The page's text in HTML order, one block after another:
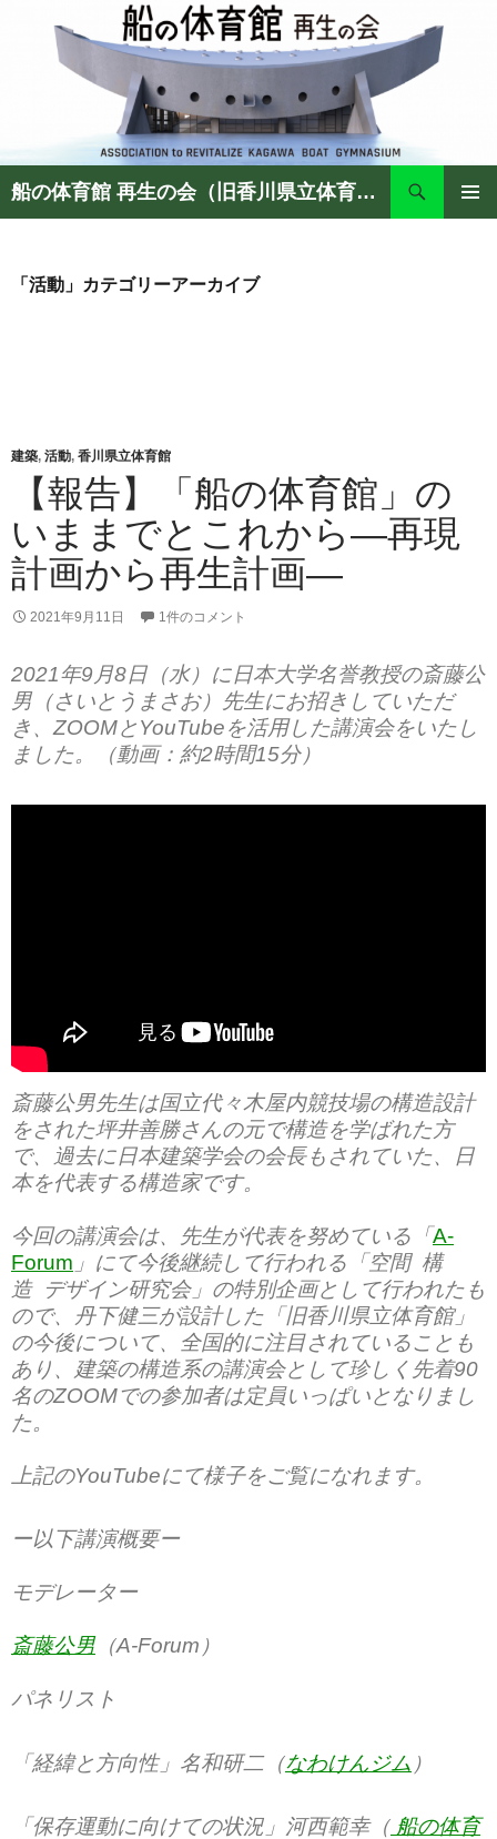
船の体育館 再生の会（旧香川県立体育館 保存の会）
検
索
ン「活動」カテゴリーアーカイブ
建築, 活動, 香川県立体育館
【報告】「船の体育館」の
いままでとこれから―再現
計画から再生計画―
2021年9月11日 1件のコメント
2021年9月8日（水）に日本大学名誉教授の斎藤公
男（さいとうまさお）先生にお招きしていただ
き、ZOOMとYouTubeを活用した講演会をいたし
ました。（動画：約2時間15分）
斎藤公男先生は国立代々木屋内競技場の構造設計
をされた坪井善勝さんの元で構造を学ばれた方
で、過去に日本建築学会の会長もされていた、日
本を代表する構造家です。
今回の講演会は、先生が代表を努めている「A-
Forum 」にて今後継続して行われる「空間 構
造 デザイン研究会」の特別企画として行われたも
ので、丹下健三が設計した「旧香川県立体育館」
の今後について、全国的に注目されていることも
あり、建築の構造系の講演会として珍しく先着90
名のZOOMでの参加者は定員いっぱいとなりまし
た。
上記のYouTubeにて様子をご覧になれます。
ー以下講演概要ー
モデレーター
斎藤公男 （A-Forum）
パネリスト
「経緯と方向性」名和研二（なわけんジム ）
「保存運動に向けての状況」河西範幸（ 船の体育